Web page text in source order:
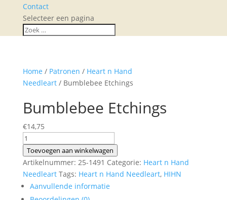
Contact
Selecteer een pagina
Home / Patronen / Heart n Hand
Needleart/ Bumblebee Etchings
Bumblebee Etchings
€14,75
Bumblebee
Etchings
aantal
Toevoegen aan winkelwagen
Artikelnummer: 25-1491 Categorie: Heart n Hand
Needleart Tags: Heart n Hand Needleart, HIHN
Aanvullende informatie